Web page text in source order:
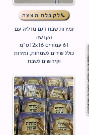
לקבלת הצעה
זמירות שבת דגם מדליה עם
הקדשה
61 עמודים 12x16ס"מ
כולל שירים לשמחות, זמירות
וקידושים לשבת